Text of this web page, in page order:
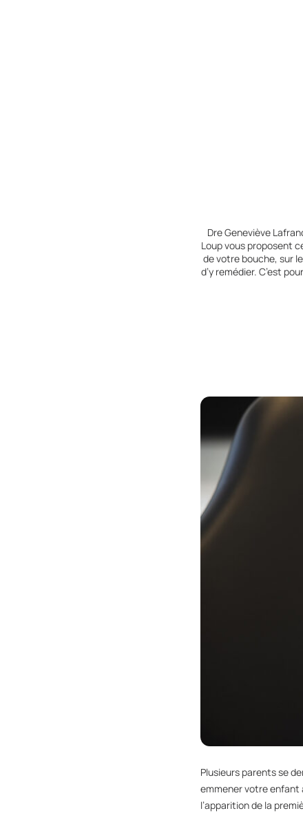
Dre Geneviève
Loup vous proposent
de votre bouche, sur
d’y remédier. C’est
Plusieurs parents se
emmener votre enfant
l’apparition de la